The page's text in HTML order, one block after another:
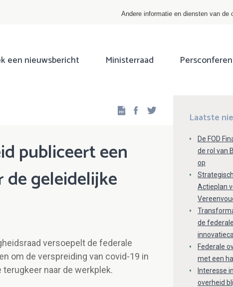
Andere informatie en diensten van de
een nieuwsbericht Ministerraad
Facebook
publiceert een
geleidelijke
versoepelt de federale
om de verspreiding van covid-19 in
naar de werkplek.
Laatste
De FOD
de rol van
op
Actieplan
de
Federale
met een
Interesse
overheid